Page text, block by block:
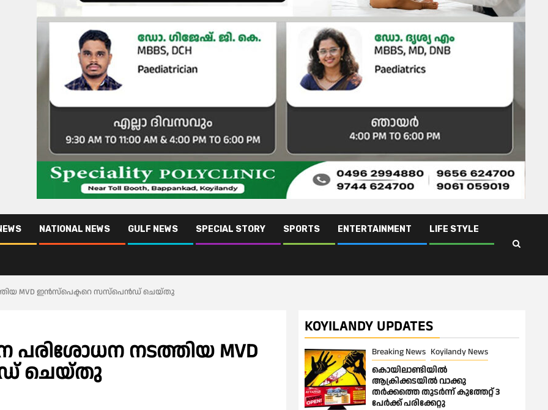
NATIONAL NEWS GULF NEWS SPECIAL STORY SPORTS ENTERTAINMENT LIFE STYLE
MVD ഇൻസ്പെക്ടറെ സസ്‌പെൻഡ് ചെയ്തു
പരിശോധന നടത്തിയ MVD
ചെയ്തു
KOYILANDY UPDATES
Breaking News Koyilandy News
കൊയിലാണ്ടിയിൽ
ആക്രിക്കടയിൽ വാക്കു
തർക്കത്തെ തുടർന്ന് കുത്തേറ്റ് 3
പേർക്ക് പരിക്കേറ്റു